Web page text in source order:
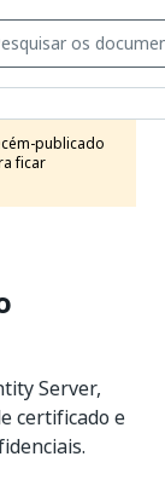
publicado
ficar
Server,
certificado e